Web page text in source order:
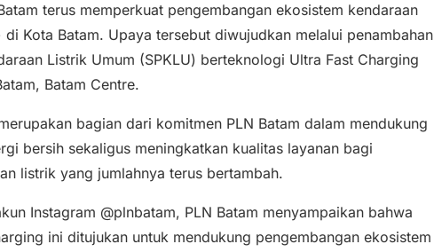
terus memperkuat pengembangan ekosistem kendaraan
Kota Batam. Upaya tersebut diwujudkan melalui penambahan
Listrik Umum (SPKLU) berteknologi Ultra Fast Charging
Batam Centre.
bagian dari komitmen PLN Batam dalam mendukung
bersih sekaligus meningkatkan kualitas layanan bagi
listrik yang jumlahnya terus bertambah.
Instagram @plnbatam, PLN Batam menyampaikan bahwa
ini ditujukan untuk mendukung pengembangan ekosistem